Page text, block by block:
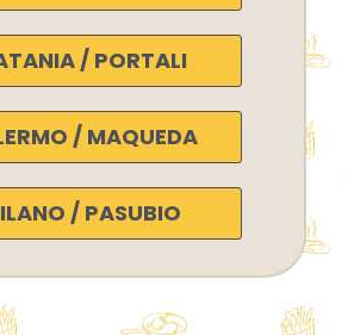
/ PORTALI
/ MAQUEDA
/ PASUBIO